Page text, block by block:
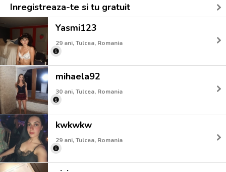
Inregistreaza-te si tu gratuit
Yasmi123
29 ani, Tulcea, Romania
mihaela92
30 ani, Tulcea, Romania
kwkwkw
29 ani, Tulcea, Romania